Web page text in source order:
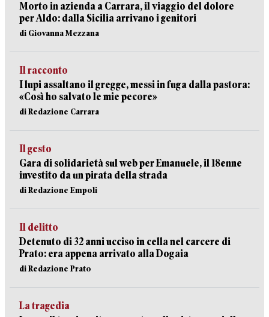
Morto in azienda a Carrara, il viaggio del dolore
per Aldo: dalla Sicilia arrivano i genitori
di Giovanna Mezzana
Il racconto
I lupi assaltano il gregge, messi in fuga dalla pastora:
«Così ho salvato le mie pecore»
di Redazione Carrara
Il gesto
Gara di solidarietà sul web per Emanuele, il 18enne
investito da un pirata della strada
di Redazione Empoli
Il delitto
Detenuto di 32 anni ucciso in cella nel carcere di
Prato: era appena arrivato alla Dogaia
di Redazione Prato
La tragedia